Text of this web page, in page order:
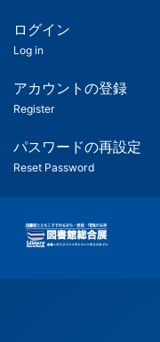
ツ
匿
名
ユ
ー
ー
用
メ
ログイン
Log in
アカウントの登録
Register
パスワードの再設定
Reset Password